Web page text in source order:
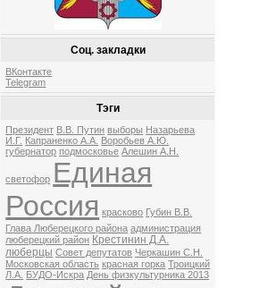
Соц. закладки
ВКонтакте
Telegram
Тэги
Президент В.В. Путин выборы Назарьева
И.Г. Капраненко А.А. Воробьев А.Ю.
губернатор подмосковье Алешин А.Н.
светофор Единая
Россия красково Губин В.В.
Глава Люберецкого района администрация
люберецкий район Крестинин Д.А.
люберцы Совет депутатов Черкашин С.Н.
Московская область красная горка Троицкий
Л.А. БУДО-Искра День физкультурника 2013